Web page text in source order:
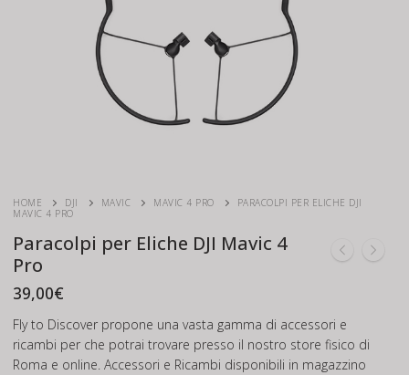
HOME DJI MAVIC MAVIC 4 PRO
PARACOLPI PER ELICHE DJI
MAVIC 4 PRO
Paracolpi per Eliche DJI Mavic 4
Pro
39,00€
Fly to Discover propone una vasta gamma di accessori e
ricambi per che potrai trovare presso il nostro store fisico di
Roma e online. Accessori e Ricambi disponibili in magazzino